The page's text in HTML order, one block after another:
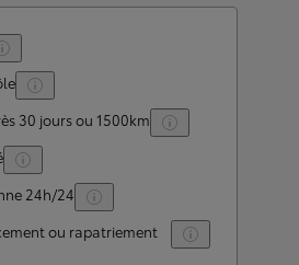
30 jours ou 1500km
24h/24
ou rapatriement